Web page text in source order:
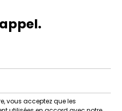
vous acceptez que les